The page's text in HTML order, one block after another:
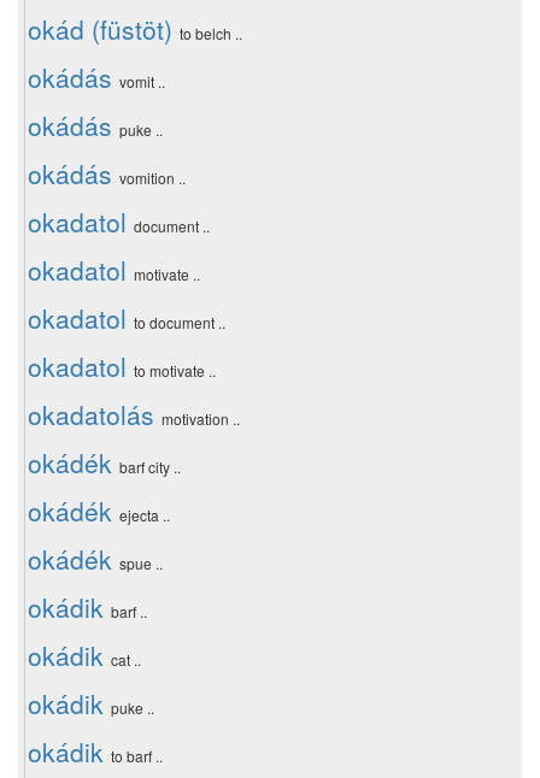
okád (füstöt) to belch ..
okádás vomit ..
okádás puke ..
okádás vomition ..
okadatol document ..
okadatol motivate ..
okadatol to document ..
okadatol to motivate ..
okadatolás motivation ..
okádék barf city ..
okádék ejecta ..
okádék spue ..
okádik barf ..
okádik cat ..
okádik puke ..
okádik to barf ..